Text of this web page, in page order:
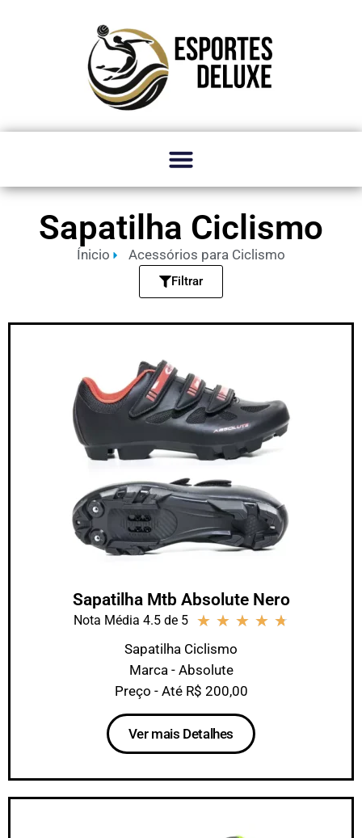
Sapatilha Ciclismo
Ínicio Acessórios para Ciclismo
Filtrar
Sapatilha Mtb Absolute Nero
Nota Média 4.5 de 5 ★ ★ ★ ★ ★
Sapatilha Ciclismo
Marca - Absolute
Preço - Até R$ 200,00
Ver mais Detalhes